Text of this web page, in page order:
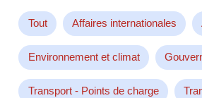
Tout Affaires internationales
Environnement et climat
Transport - Points de charge